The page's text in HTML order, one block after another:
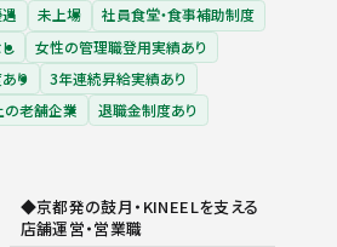
未上場
社員食堂・食事補助制度
女性の管理職登用実績あり
り
3年連続昇給実績あり
老舗企業
退職金制度あり
◆京都発の鼓月・KINEELを支える
店舗運営・営業職